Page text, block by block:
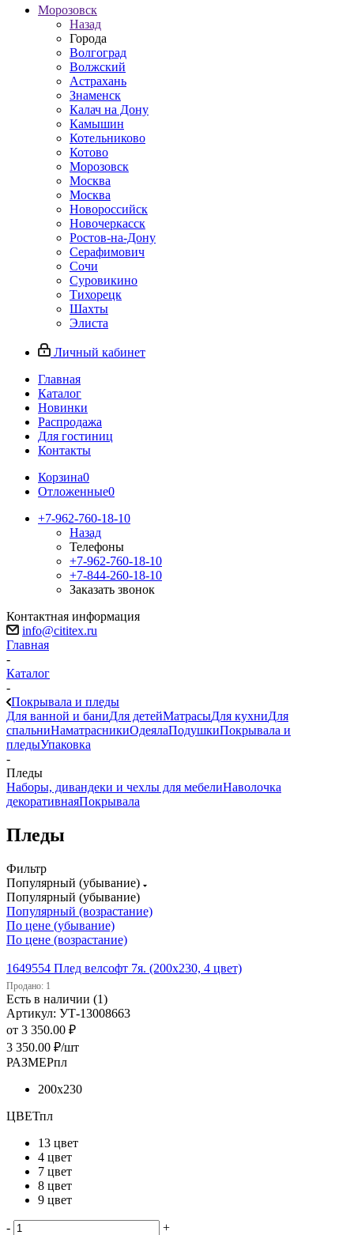
Морозовск
Назад
Города
Волгоград
Волжский
Астрахань
Знаменск
Калач на Дону
Камышин
Котельниково
Котово
Морозовск
Москва
Москва
Новороссийск
Новочеркасск
Ростов-на-Дону
Серафимович
Сочи
Суровикино
Тихорецк
Шахты
Элиста
Личный кабинет
Главная
Каталог
Новинки
Распродажа
Для гостиниц
Контакты
Корзина0
Отложенные0
+7-962-760-18-10
Назад
Телефоны
+7-962-760-18-10
+7-844-260-18-10
Заказать звонок
Контактная информация
info@cititex.ru
Главная
-
Каталог
-
Покрывала и пледы
Для ванной и баниДля детейМатрасыДля кухниДля
спальниНаматрасникиОдеялаПодушкиПокрывала и
пледыУпаковка
-
Пледы
Наборы, дивандеки и чехлы для мебелиНаволочка
декоративнаяПокрывала
Пледы
Фильтр
Популярный (убывание)
Популярный (убывание)
Популярный (возрастание)
По цене (убывание)
По цене (возрастание)
1649554 Плед велсофт 7я. (200х230, 4 цвет)
Продано: 1
Есть в наличии (1)
Артикул: УТ-13008663
от 3 350.00 ₽
3 350.00 ₽/шт
РАЗМЕРпл
200х230
ЦВЕТпл
13 цвет
4 цвет
7 цвет
8 цвет
9 цвет
-
+